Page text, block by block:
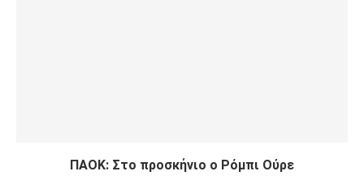
ΠΑΟΚ: Στο προσκήνιο ο Ρόμπι Ούρε